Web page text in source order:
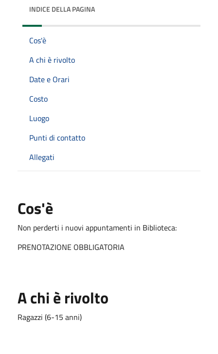
INDICE DELLA PAGINA
Cos'è
A chi è rivolto
Date e Orari
Costo
Luogo
Punti di contatto
Allegati
Cos'è
Non perderti i nuovi appuntamenti in Biblioteca:
PRENOTAZIONE OBBLIGATORIA
A chi è rivolto
Ragazzi (6-15 anni)